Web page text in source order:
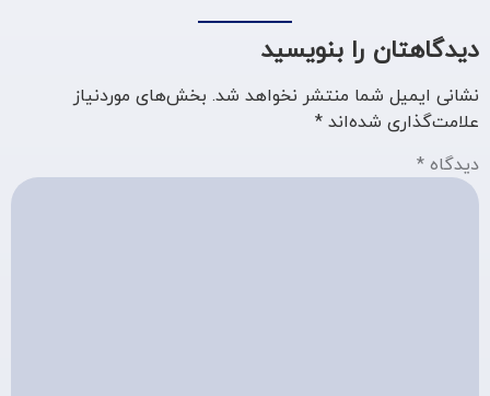
دیدگاهتان را بنویسید
نشانی ایمیل شما منتشر نخواهد شد. بخش‌های موردنیاز
علامت‌گذاری شده‌اند *
دیدگاه *